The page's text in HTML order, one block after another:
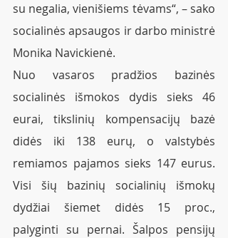
su negalia, vienišiems tėvams“, – sako
socialinės apsaugos ir darbo ministrė
Monika Navickienė.
Nuo vasaros pradžios bazinės
socialinės išmokos dydis sieks 46
eurai, tikslinių kompensacijų bazė
didės iki 138 eurų, o valstybės
remiamos pajamos sieks 147 eurus.
Visi šių bazinių socialinių išmokų
dydžiai šiemet didės 15 proc.,
palyginti su pernai. Šalpos pensijų